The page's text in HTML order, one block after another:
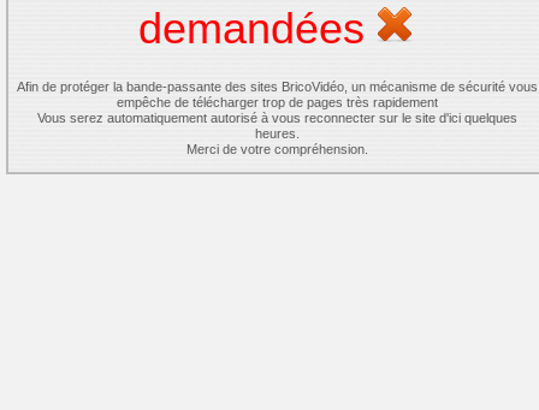
demandées
Afin de protéger la bande-passante des sites BricoVidéo, un mécanisme de sécurité vous
empêche de télécharger trop de pages très rapidement
Vous serez automatiquement autorisé à vous reconnecter sur le site d'ici quelques
heures.
Merci de votre compréhension.